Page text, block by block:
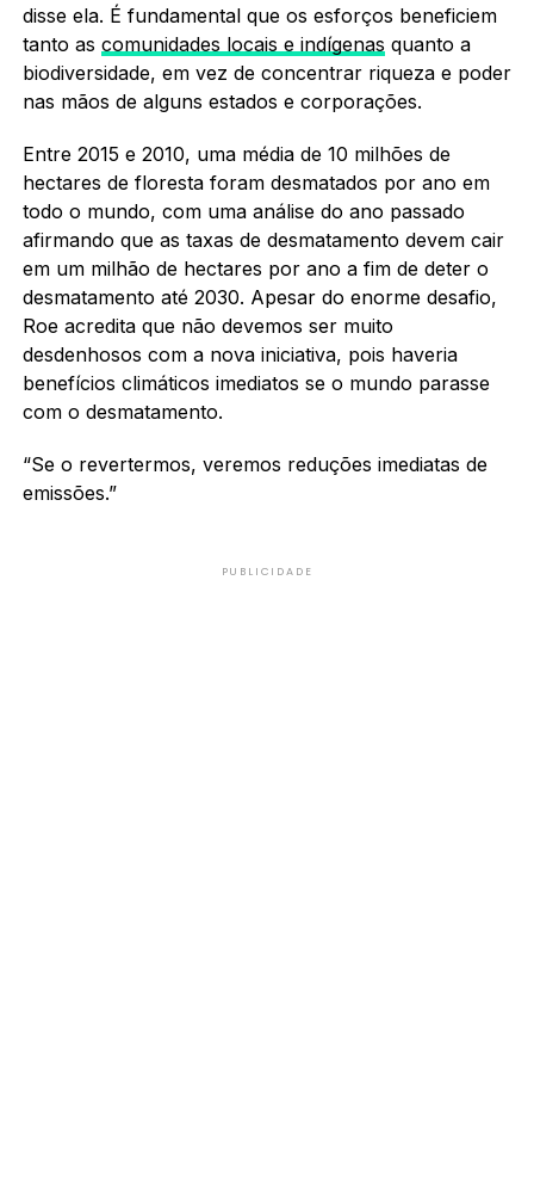
disse ela. É fundamental que os esforços beneficiem
tanto as comunidades locais e indígenas quanto a
biodiversidade, em vez de concentrar riqueza e poder
nas mãos de alguns estados e corporações.
Entre 2015 e 2010, uma média de 10 milhões de
hectares de floresta foram desmatados por ano em
todo o mundo, com uma análise do ano passado
afirmando que as taxas de desmatamento devem cair
em um milhão de hectares por ano a fim de deter o
desmatamento até 2030. Apesar do enorme desafio,
Roe acredita que não devemos ser muito
desdenhosos com a nova iniciativa, pois haveria
benefícios climáticos imediatos se o mundo parasse
com o desmatamento.
“Se o revertermos, veremos reduções imediatas de
emissões.”
PUBLICIDADE